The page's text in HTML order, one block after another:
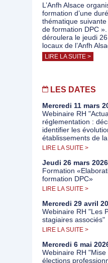
L’Anfh Alsace
formation d’une
thématique suivante
de formation DPC
déroulera le jeudi
locaux de l’Anfh
LIRE LA SUITE >
LES DATES
Mercredi 11 mars
Webinaire RH
réglementation :
identifier les
établissements de
LIRE LA SUITE >
Jeudi 26 mars 2026
Formation
formation DPC»
LIRE LA SUITE >
Mercredi 29 avril
Webinaire RH "Les
stagiaires associés"
LIRE LA SUITE >
Mercredi 6 mai
Webinaire RH
élections